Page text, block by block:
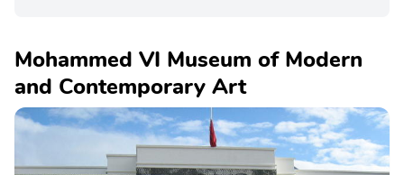
Mohammed VI Museum of Modern
and Contemporary Art